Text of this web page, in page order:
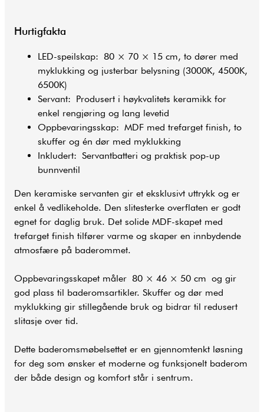
Hurtigfakta
LED-speilskap: 80 × 70 × 15 cm, to dører med
myklukking og justerbar belysning (3000K, 4500K,
6500K)
Servant: Produsert i høykvalitets keramikk for
enkel rengjøring og lang levetid
Oppbevaringsskap: MDF med trefarget finish, to
skuffer og én dør med myklukking
Inkludert: Servantbatteri og praktisk pop-up
bunnventil
Den keramiske servanten gir et eksklusivt uttrykk og er
enkel å vedlikeholde. Den slitesterke overflaten er godt
egnet for daglig bruk. Det solide MDF-skapet med
trefarget finish tilfører varme og skaper en innbydende
atmosfære på baderommet.
Oppbevaringsskapet måler 80 × 46 × 50 cm og gir
god plass til baderomsartikler. Skuffer og dør med
myklukking gir stillegående bruk og bidrar til redusert
slitasje over tid.
Dette baderomsmøbelsettet er en gjennomtenkt løsning
for deg som ønsker et moderne og funksjonelt baderom
der både design og komfort står i sentrum.